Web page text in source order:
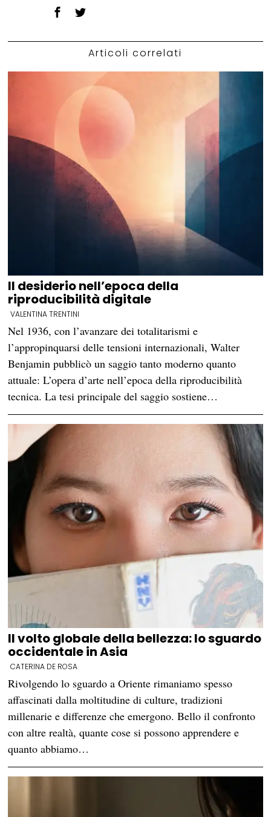
Articoli correlati
Il desiderio nell’epoca della
riproducibilità digitale
VALENTINA TRENTINI
Nel 1936, con l’avanzare dei totalitarismi e
l’appropinquarsi delle tensioni internazionali, Walter
Benjamin pubblicò un saggio tanto moderno quanto
attuale: L’opera d’arte nell’epoca della riproducibilità
tecnica. La tesi principale del saggio sostiene…
Il volto globale della bellezza: lo sguardo
occidentale in Asia
CATERINA DE ROSA
Rivolgendo lo sguardo a Oriente rimaniamo spesso
affascinati dalla moltitudine di culture, tradizioni
millenarie e differenze che emergono. Bello il confronto
con altre realtà, quante cose si possono apprendere e
quanto abbiamo…